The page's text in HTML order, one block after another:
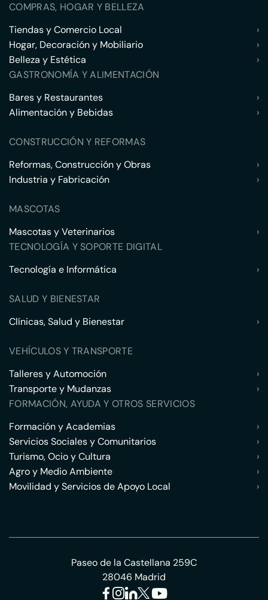
COMPRAS, HOGAR Y BELLEZA
Tiendas y Comercio Local
›
Hogar, Decoración y Mobiliario
›
Belleza y Estética
›
GASTRONOMÍA Y ALIMENTACIÓN
Bares y Restaurantes
›
Alimentación y Bebidas
›
CONSTRUCCIÓN Y REFORMAS
Reformas, Construcción y Obras
›
Industria y Fabricación
›
MASCOTAS
Mascotas y Veterinarios
›
TECNOLOGÍA Y SOPORTE DIGITAL
Tecnología e Informática
›
SALUD Y BIENESTAR
Clínicas, Salud y Bienestar
›
VEHÍCULOS Y TRANSPORTE
Talleres y Automoción
›
Transporte y Mudanzas
›
FORMACIÓN, AYUDA Y OTROS SERVICIOS
Formación y Academias
›
Servicios Sociales y Comunitarios
›
Turismo, Ocio y Cultura
›
Agro y Medio Ambiente
›
Movilidad y Servicios de Apoyo Local
›
Paseo de la Castellana 259C
28046 Madrid